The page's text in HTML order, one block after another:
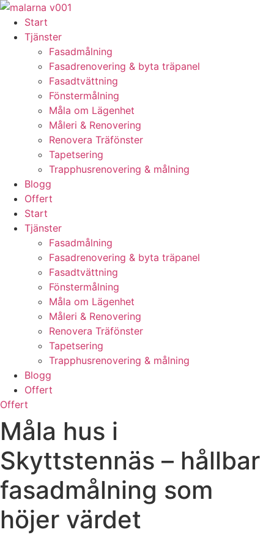
Skip
content
Start
Tjänster
Fasadmålning
Fasadrenovering & byta träpanel
Fasadtvättning
Fönstermålning
Måla om Lägenhet
Måleri & Renovering
Renovera Träfönster
Tapetsering
Trapphusrenovering & målning
Blogg
Offert
Start
Tjänster
Fasadmålning
Fasadrenovering & byta träpanel
Fasadtvättning
Fönstermålning
Måla om Lägenhet
Måleri & Renovering
Renovera Träfönster
Tapetsering
Trapphusrenovering & målning
Blogg
Offert
Offert
Måla hus i
Skyttstennäs – hållbar
fasadmålning som
höjer värdet